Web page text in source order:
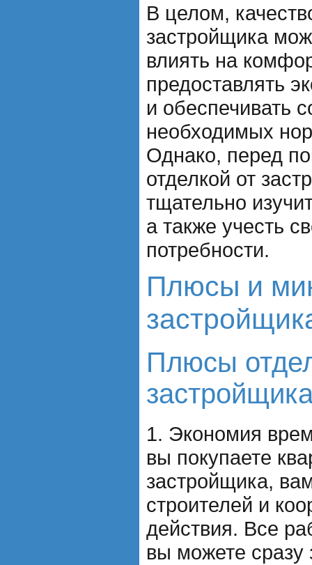
В целом,
застройщика
влиять на
предоставлять
и обеспечивать
необходимых
Однако, перед
отделкой от
тщательно
а также учесть
потребности.
Плюсы и
Плюсы
1. Экономия
вы покупаете
застройщика,
строителей и
действия. Все
вы можете сразу